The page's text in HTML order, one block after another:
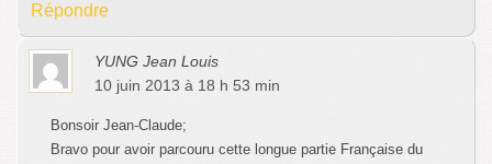
Répondre
YUNG Jean Louis
10 juin 2013 à 18 h 53 min
Bonsoir Jean-Claude;
Bravo pour avoir parcouru cette longue partie Française du